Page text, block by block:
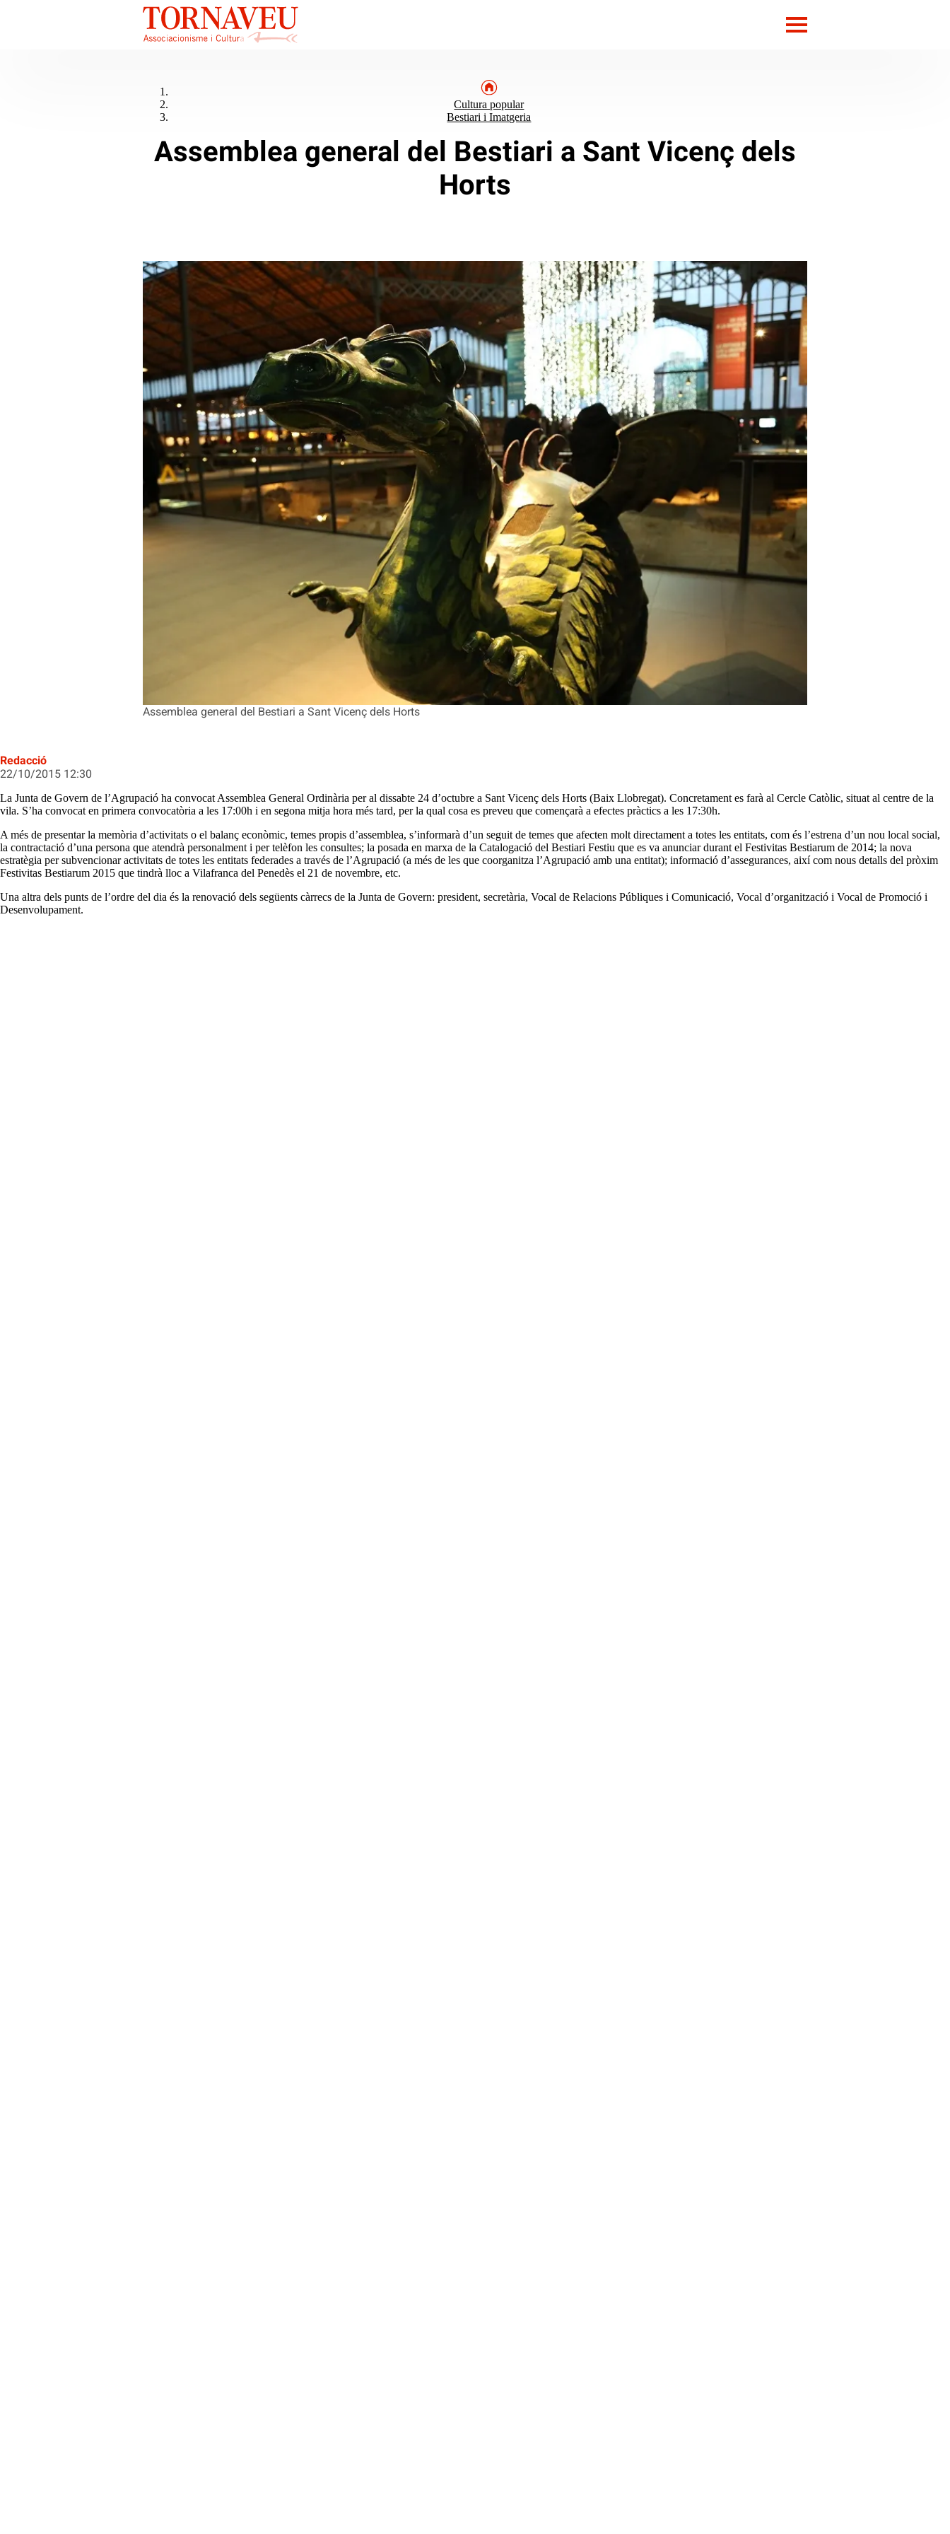
Assemblea general del Bestiari a Sant Vicenç dels Horts
Cultura popular
Bestiari i Imatgeria
Assemblea general del Bestiari a Sant Vicenç dels
Horts
Redacció
22/10/2015 12:30
La Junta de Govern de l’Agrupació ha convocat Assemblea General Ordinària per al dissabte 24 d’octubre a Sant Vicenç dels Horts (Baix Llobregat). Concretament es farà al Cercle Catòlic, situat al centre de la
vila. S’ha convocat en primera convocatòria a les 17:00h i en segona mitja hora més tard, per la qual cosa es preveu que començarà a efectes pràctics a les 17:30h.
A més de presentar la memòria d’activitats o el balanç econòmic, temes propis d’assemblea, s’informarà d’un seguit de temes que afecten molt directament a totes les entitats, com és l’estrena d’un nou local social,
la contractació d’una persona que atendrà personalment i per telèfon les consultes; la posada en marxa de la Catalogació del Bestiari Festiu que es va anunciar durant el Festivitas Bestiarum de 2014; la nova
estratègia per subvencionar activitats de totes les entitats federades a través de l’Agrupació (a més de les que coorganitza l’Agrupació amb una entitat); informació d’assegurances, així com nous detalls del pròxim
Festivitas Bestiarum 2015 que tindrà lloc a Vilafranca del Penedès el 21 de novembre, etc.
Una altra dels punts de l’ordre del dia és la renovació dels següents càrrecs de la Junta de Govern: president, secretària, Vocal de Relacions Públiques i Comunicació, Vocal d’organització i Vocal de Promoció i
Desenvolupament.